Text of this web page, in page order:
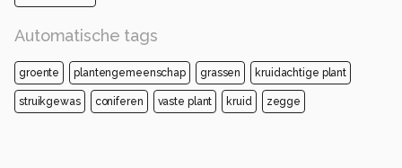
Automatische tags
groente plantengemeenschap grassen kruidachtige plant
struikgewas coniferen vaste plant kruid zegge